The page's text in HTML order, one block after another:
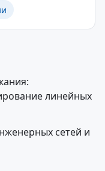
линейных
сетей и